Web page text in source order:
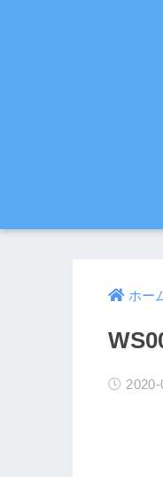
ホー